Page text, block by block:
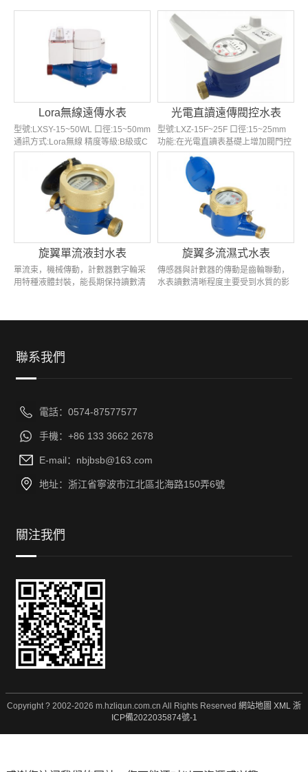
Lora無線遠傳水表
型號:LXSY-15~50WL 口徑:15~50mm
通訊方式:Lora無線 精度等級:B級或C
級/R160 結構類型:旋翼干式/濕式 特
點:計量精度高,抄表方便,傳輸距離遠...
光電直讀遠傳閥控水表
型號:LXZ-15F~25F 口徑:15~25mm
功能:在光電直讀表基礎上增加閥門控
制,可遠程操作開/關 原理:利用光電傳
感器及相關電路,使用光電編碼器記錄
旋翼單流液封水表
單流束，機械傳動，計數器數字輪采
用特種液體封裝，能長期保持讀數清
≤50℃冷水。...
旋翼多流濕式水表
傳感器與計數器的傳動是齒輪聯動，
水表讀數清晰程度主要受到水質的影
灌，防污性好，抄讀方便，外形美
聯系我們
電話：0574-87577577
手機：+86 133 3662 2678
E-mail：nbjbsb@163.com
地址：浙江省寧波市江北區北海路150弄6號
關注我們
Copyright ? 2002-2026 m.hzliqun.com.cn All Rights Reserved 網站地圖 XML 浙
ICP備2022035874號-1